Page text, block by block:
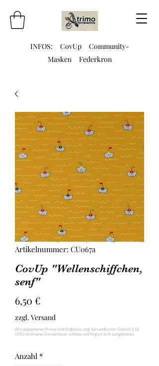
INFOS: CovUp
Community-
Masken
Federkron
Artikelnummer: CU067a
CovUp "Wellenschiffchen,
senf"
6,50 €
zzgl. Versand
Anzahl *